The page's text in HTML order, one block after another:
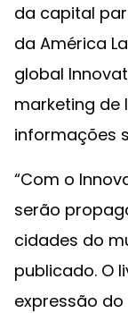
da capital
da América
global
marketing de
informações
“Com o
serão
cidades do
publicado. O
expressão